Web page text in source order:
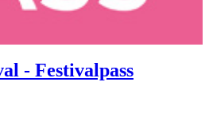
- Festivalpass